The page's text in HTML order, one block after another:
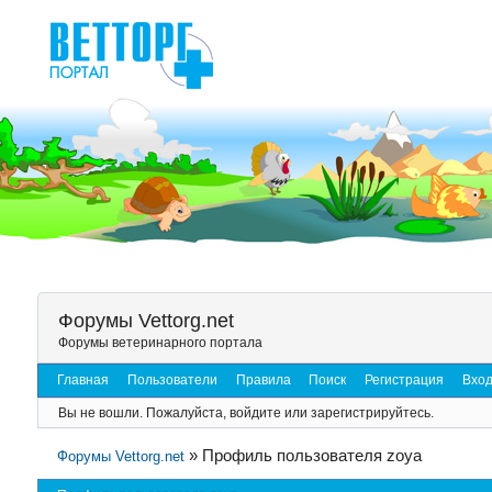
Форумы Vettorg.net
Форумы ветеринарного портала
Главная Пользователи Правила Поиск Регистрация Вход
Вы не вошли. Пожалуйста, войдите или зарегистрируйтесь.
Форумы Vettorg.net » Профиль пользователя zoya